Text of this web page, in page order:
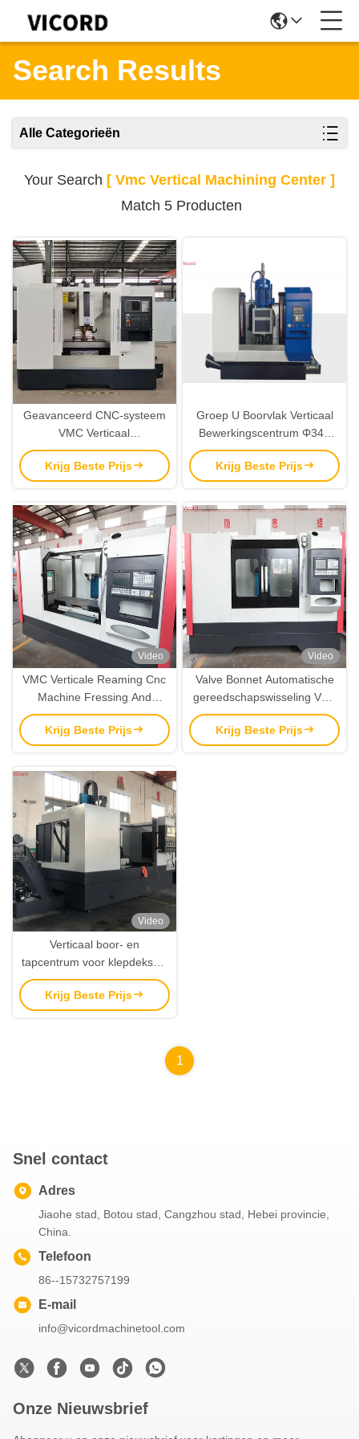
Search Results
Alle Categorieën
Your Search [ Vmc Vertical Machining Center ]
Match 5 Producten
Geavanceerd CNC-systeem
VMC Verticaal
Bewerkingscentrum Vmc 650
Hoge precisie
Krijg Beste Prijs
Groep U Boorvlak Verticaal
Bewerkingscentrum Φ340
Werkstukdiameter
2300mm×1860mm×2450mm
Krijg Beste Prijs
Video
VMC Verticale Reaming Cnc
Machine Fressing And
Turning Drilling Tapping
Krijg Beste Prijs
Video
Valve Bonnet Automatische
gereedschapswisseling Vmc
Cnc machine Verticale
boormachine en tapmachine
Krijg Beste Prijs
Video
Verticaal boor- en
tapcentrum voor klepdeksels
en flenzen
Krijg Beste Prijs
1
Snel contact
Adres
Jiaohe stad, Botou stad, Cangzhou stad, Hebei provincie,
China.
Telefoon
86--15732757199
E-mail
info@vicordmachinetool.com
Onze Nieuwsbrief